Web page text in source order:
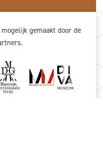
gemaakt door de